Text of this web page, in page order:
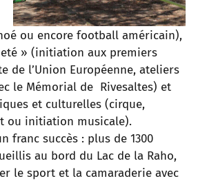
ou encore football américain),
» (initiation aux premiers
de l’Union Européenne, ateliers
le Mémorial de Rivesaltes) et
et culturelles (cirque,
ou initiation musicale).
franc succès : plus de 1300
au bord du Lac de la Raho,
le sport et la camaraderie avec